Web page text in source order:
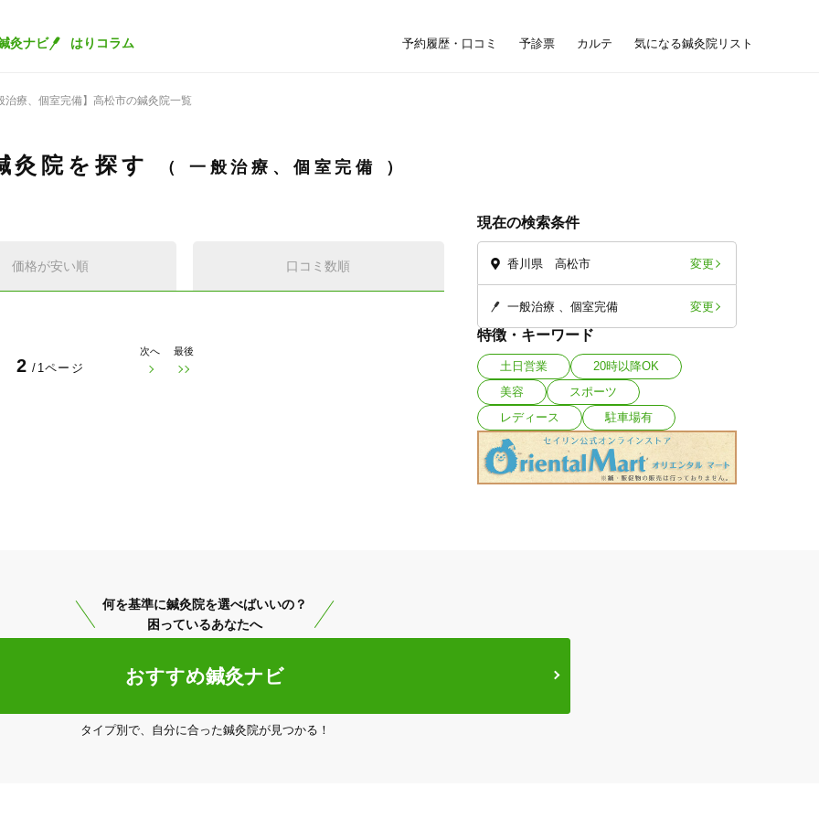
灸ナビ はりコラム 予約履歴・口コミ 予診票 カルテ 気になる鍼灸院リスト
治療、個室完備】高松市の鍼灸院一覧
灸院を探す 一般治療、個室完備
現在の検索条件
香川県 高松市 変更
一般治療 個室完備 変更
特徴・キーワード
土日営業
20時以降OK
美容
スポーツ
レディース
駐車場有
価格が安い順 口コミ数順
2 /1ページ
次へ 最後
何を基準に鍼灸院を選べばいいの？
困っているあなたへ
おすすめ鍼灸ナビ
タイプ別で、自分に合った鍼灸院が見つかる！